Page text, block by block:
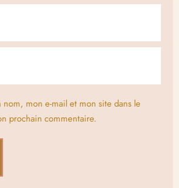
nom, mon e-mail et mon site dans le
prochain commentaire.